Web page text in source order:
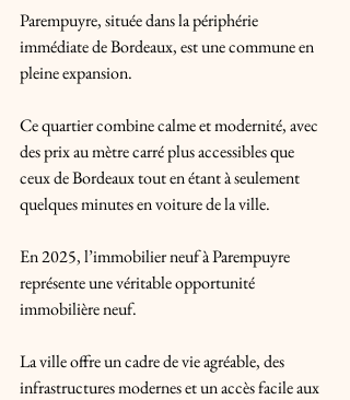
Parempuyre, située dans la périphérie
immédiate de Bordeaux, est une commune en
pleine expansion.
Ce quartier combine calme et modernité, avec
des prix au mètre carré plus accessibles que
ceux de Bordeaux tout en étant à seulement
quelques minutes en voiture de la ville.
En 2025, l’immobilier neuf à Parempuyre
représente une véritable opportunité
immobilière neuf.
La ville offre un cadre de vie agréable, des
infrastructures modernes et un accès facile aux